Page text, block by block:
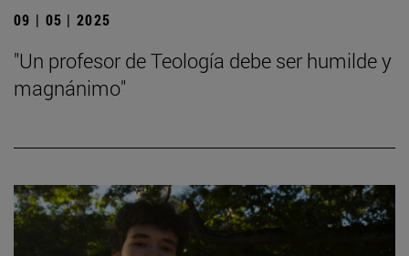
09 | 05 | 2025
"Un profesor de Teología debe ser humilde y
magnánimo"